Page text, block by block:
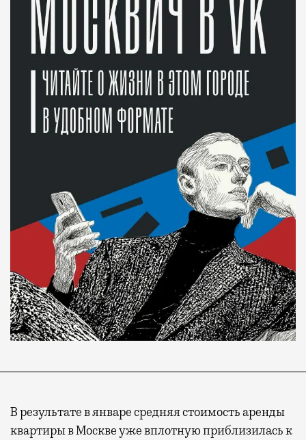
В результате в январе средняя стоимость аренды
квартиры в Москве уже вплотную приблизилась к